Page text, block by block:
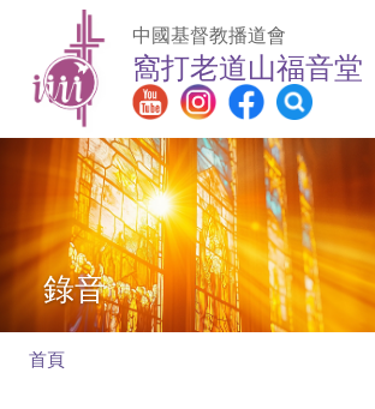
移至主內容
中國基督教播道會
窩打老道山福音堂
Main
navigation
錄音
首頁